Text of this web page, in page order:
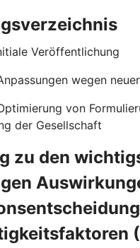
Veröffentlichung
wegen
von
der Gesellschaft
zu den